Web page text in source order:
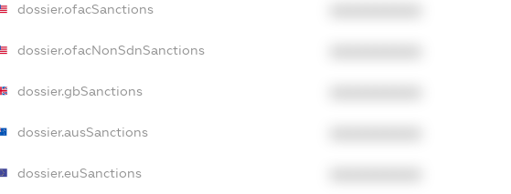
dossier.ofacSanctions
dossier.ofacNonSdnSanctions
dossier.gbSanctions
dossier.ausSanctions
dossier.euSanctions